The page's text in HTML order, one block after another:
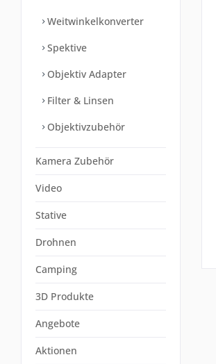
Weitwinkelkonverter
Spektive
Objektiv Adapter
Filter & Linsen
Objektivzubehör
Kamera Zubehör
Video
Stative
Drohnen
Camping
3D Produkte
Angebote
Aktionen